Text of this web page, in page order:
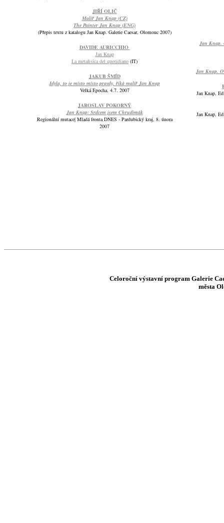
JIŘÍ OLIČ
Malíř Jan Knap (CZ)
The Painter Jan Knap (ENG)
(Přepis textu z katalogu Jan Knap. Galerie Caesar, Olomouc 2007)
DAVIDE AURICCHIO
Jan Knap
La metafisica del quotidiano (IT)
JAKUB ŠMÍD
Idyla, to je místo místo pravdy, říká malíř Jan Knap
Velká Epocha, 4.7. 2007
JAROSLAV POKORNÝ
Jan Knap: Srdcem jsem Chrudimák
Regionální mutace| Mladá fronta DNES - Pardubický kraj, 8. února
2007
Jan Knap.
Jan Knap.
Jan Knap,
Jan Knap,
Celoroční výstavní program Galerie
města